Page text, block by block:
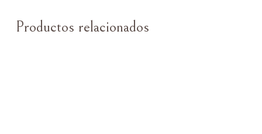
Productos relacionados